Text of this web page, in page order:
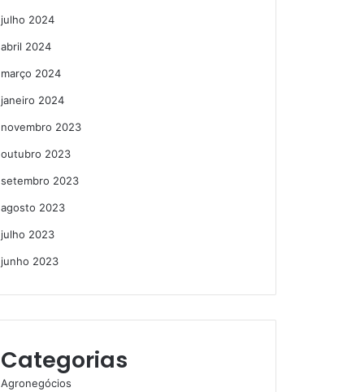
julho 2024
abril 2024
março 2024
janeiro 2024
novembro 2023
outubro 2023
setembro 2023
agosto 2023
julho 2023
junho 2023
Categorias
Agronegócios